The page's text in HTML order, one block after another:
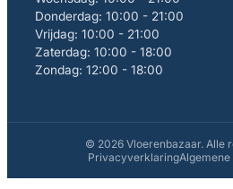
Donderdag: 10:00 - 21:00
Vrijdag: 10:00 - 21:00
Zaterdag: 10:00 - 18:00
Zondag: 12:00 - 18:00
© 2026 Vloerenbazaar. Alle
Privacyverklaring